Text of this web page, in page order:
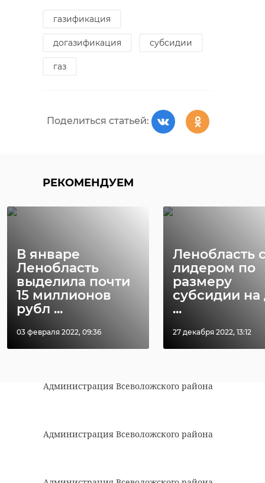
газификация
догазификация субсидии
газ
Поделиться статьей:
РЕКОМЕНДУЕМ
В январе
Ленобласть
выделила почти
15 миллионов
рубл ...
03 февраля 2022, 09:36
Ленобласть
лидером по
размеру
субсидии на
...
27 декабря 2022, 13:12
РЕКОМЕНДУЕМ
Отвлекшаяся на
телефонный
28 марта 2022, 13:34
В
районе
решила
откликнуться. После
серьёзная тема, и все
должны сострадать
оставаться в стороне,
потому что потом
самим будет стыдно.
жительница
Всеволожска
Администрация Всеволожского района
Администрация Всеволожского района
Администрация Всеволожского района